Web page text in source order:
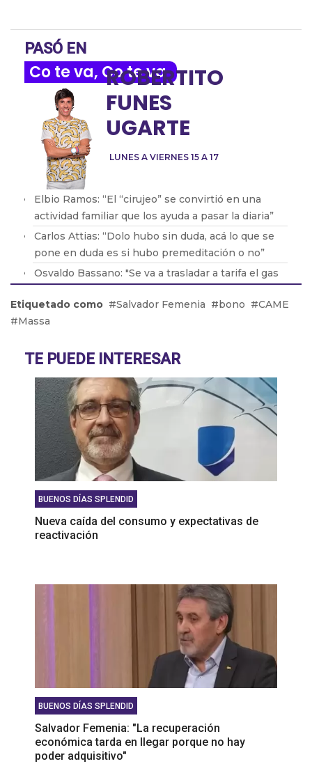
PASÓ EN
Co te va, Co te va
LUNES A VIERNES 15 A 17
ROBERTITO
FUNES
UGARTE
Elbio Ramos: “El “cirujeo” se convirtió en una
actividad familiar que los ayuda a pasar la diaria”
Carlos Attias: “Dolo hubo sin duda, acá lo que se
pone en duda es si hubo premeditación o no”
Osvaldo Bassano: "Se va a trasladar a tarifa el gas
Mariana Maglianese: “Si no se baja la densidad de
mosquitos, hay que trabajar a nivel municipal para
Roberto Pintos: “Lo más triste fue perder a mi
amigo en mis brazos”
Etiquetado como Salvador Femenia bono
CAME
Massa
TE PUEDE INTERESAR
BUENOS DÍAS SPLENDID
Nueva caída del consumo y expectativas de
reactivación
BUENOS DÍAS SPLENDID
Salvador Femenia: "La recuperación
económica tarda en llegar porque no hay
poder adquisitivo"